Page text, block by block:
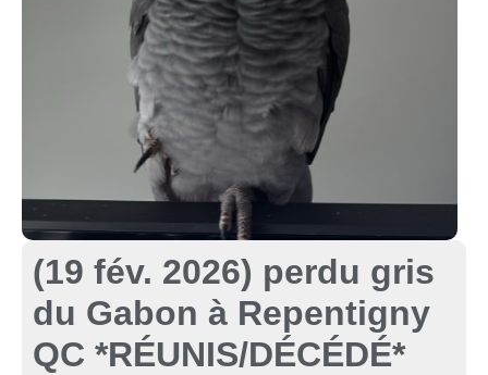
(19 fév. 2026) perdu gris
du Gabon à Repentigny
QC *RÉUNIS/DÉCÉDÉ*